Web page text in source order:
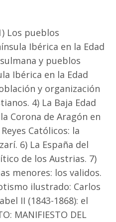
Los pueblos
Ibérica en la Edad
y pueblos
Ibérica en la Edad
y organización
4) La Baja Edad
Corona de Aragón en
Católicos: la
6) La España del
de los Austrias. 7)
menores: los validos.
ilustrado: Carlos
II (1843-1868): el
MANIFIESTO DEL